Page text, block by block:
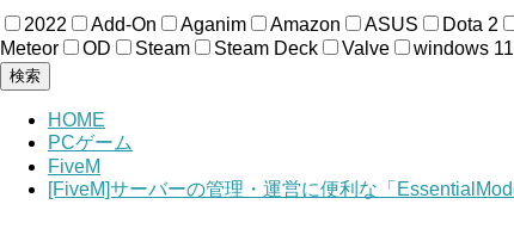
2022 Add-On Aganim Amazon ASUS Dota 2
Meteor
OD Steam Steam Deck Valve windows 11
検索
HOME
PCゲーム
FiveM
[FiveM]サーバーの管理・運営に便利な「